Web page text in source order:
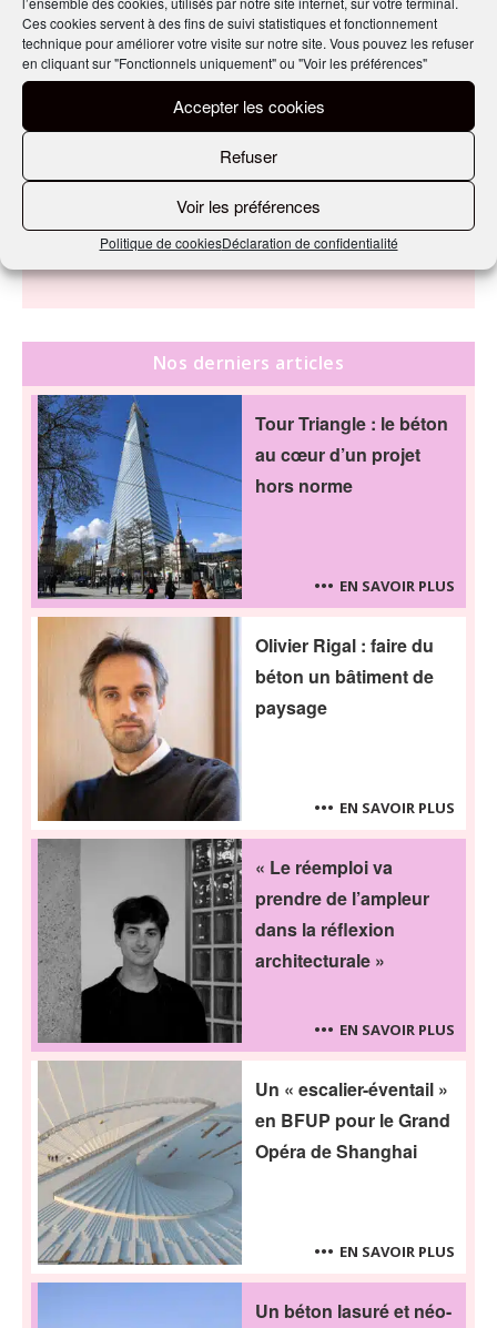
Ces cookies servent à des fins de suivi statistiques et fonctionnement
technique pour améliorer votre visite sur notre site. Vous pouvez les refuser
en cliquant sur "Fonctionnels uniquement" ou "Voir les préférences"
Accepter les cookies
Refuser
Voir les préférences
Politique de cookiesDéclaration de confidentialité
Sur les sculptures en béton de Picasso
Nos derniers articles
Tour Triangle : le béton
au cœur d’un projet
hors norme
EN SAVOIR PLUS
Olivier Rigal : faire du
béton un bâtiment de
paysage
EN SAVOIR PLUS
« Le réemploi va
prendre de l’ampleur
dans la réflexion
architecturale »
EN SAVOIR PLUS
Un « escalier-éventail »
en BFUP pour le Grand
Opéra de Shanghai
EN SAVOIR PLUS
Un béton lasuré et néo-